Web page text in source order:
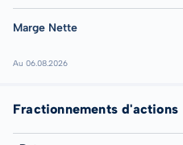
Marge Nette
Au 06.08.2026
Fractionnements d'actions